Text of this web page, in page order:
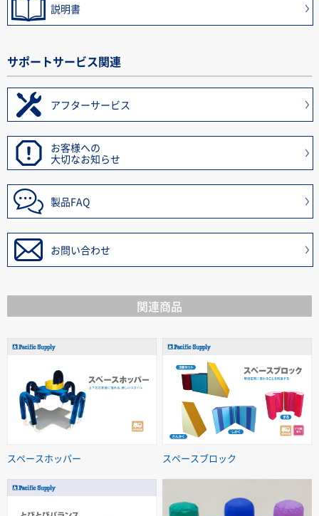
説明書
サポートサービス関連
アフターサービス
お客様への
大切なお知らせ
製品FAQ
お問い合わせ
関連商品
スペースホッパー スペースブロック